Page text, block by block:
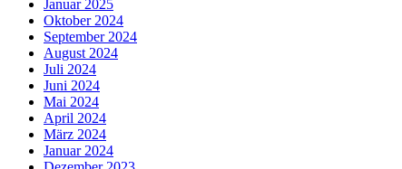
Januar 2025
Oktober 2024
September 2024
August 2024
Juli 2024
Juni 2024
Mai 2024
April 2024
März 2024
Januar 2024